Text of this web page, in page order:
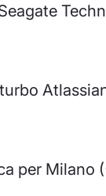
per Milano